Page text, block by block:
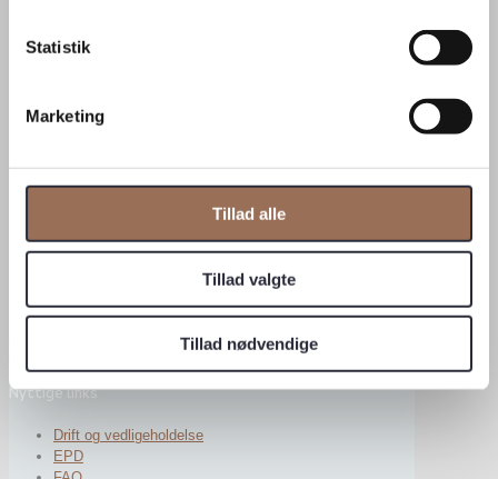
Statistik
Marketing
Tillad alle
Tillad valgte
Tillad nødvendige
Rønne
3700 Rønne
Nyttige links
Drift og vedligeholdelse
EPD